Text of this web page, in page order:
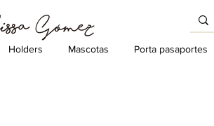
Holders Mascotas Porta pasaportes